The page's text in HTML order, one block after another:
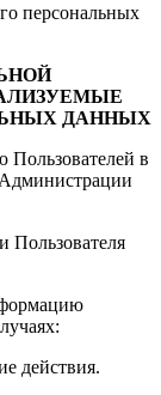
персональных
ДАННЫХ
в
Пользователя
действия.